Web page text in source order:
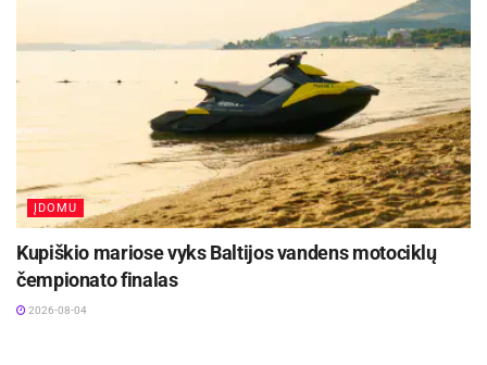
ĮDOMU
Kupiškio mariose vyks Baltijos vandens motociklų
čempionato finalas
2026-08-04